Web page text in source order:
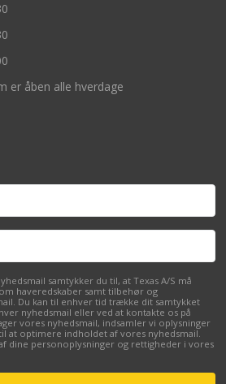
er åben alle hverdage
samtykker du til, at Texas A/S må
haveredskaber samt tilbehør og
Du kan til enhver tid trække dit samtykket
nyhedsmail eller ved at kontakte os på
vores nyhedsmail, indsamler vi oplysninger
at optimere indholdet af vores nyhedsmail.
dine personoplysninger og rettigheder i vores